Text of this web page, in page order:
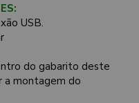
USB.
do gabarito deste
a montagem do